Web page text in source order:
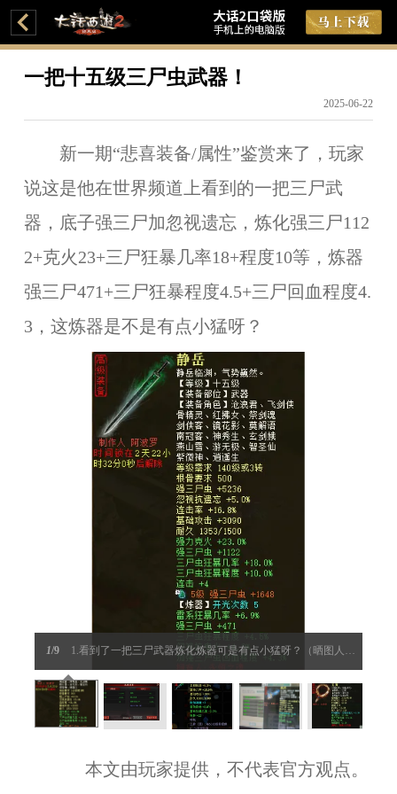
一把十五级三尸虫武器！
2025-06-22
新一期“悲喜装备/属性”鉴赏来了，玩家
说这是他在世界频道上看到的一把三尸武
器，底子强三尸加忽视遗忘，炼化强三尸112
2+克火23+三尸狂暴几率18+程度10等，炼器
强三尸471+三尸狂暴程度4.5+三尸回血程度4.
3，这炼器是不是有点小猛呀？
1/9 1.看到了一把三尸武器炼化炼器可是有点小猛呀？（晒图人：?）
本文由玩家提供，不代表官方观点。